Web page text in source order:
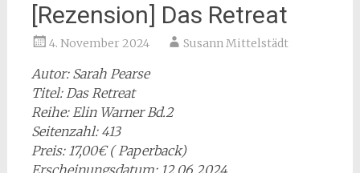
[Rezension] Das Retreat
4. November 2024 Susann Mittelstädt
Autor: Sarah Pearse
Titel: Das Retreat
Reihe: Elin Warner Bd.2
Seitenzahl: 413
Preis: 17,00€ ( Paperback)
Erscheinungsdatum: 12.06.2024